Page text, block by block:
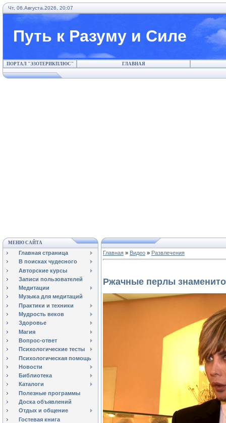
Чт, 06.Августа.2026, 20:07
Путь к Разуму и Силе
ПОРТАЛ "ЭЗОТЕРИКПЛЮС" ГЛАВНАЯ
МЕНЮ САЙТА
Главная страница
В поисках чудесного
Авторские курсы
Записи пользователей
Медитации
Музыка для медитаций
Практики и техники
Мудрость веков
Здоровье
Магия
Вопрос-ответ
Психологические тесты
Психологическая помощь
Новости
Библиотека
Каталоги
Полезные программы
Доска объявлений
Отдых и общение
Гостевая книга
Главная » Видео » Развлечения
Ржачные перлы